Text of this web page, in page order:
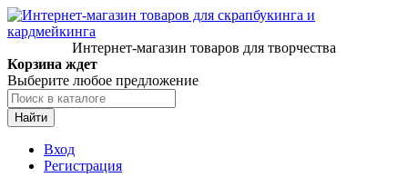
Интернет-магазин товаров для творчества
Корзина ждет
Выберите любое предложение
Найти
Вход
Регистрация